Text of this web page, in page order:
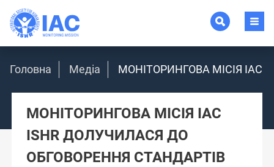
Головна Медіа МОНІТОРИНГОВА МІСІЯ
МОНІТОРИНГОВА МІСІЯ IAC
ISHR ДОЛУЧИЛАСЯ ДО
ОБГОВОРЕННЯ СТАНДАРТІВ